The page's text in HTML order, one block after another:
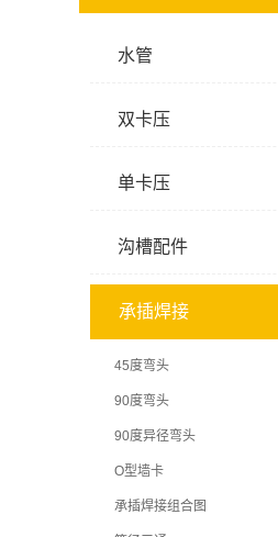
水管
双卡压
单卡压
沟槽配件
承插焊接
45度弯头
90度弯头
90度异径弯头
O型墙卡
承插焊接组合图